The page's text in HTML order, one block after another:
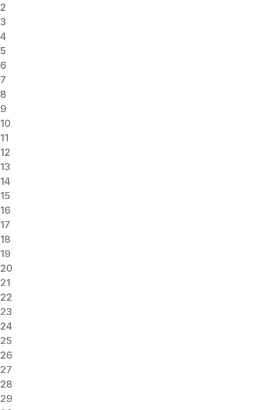
2
3
4
5
6
7
8
9
10
11
12
13
14
15
16
17
18
19
20
21
22
23
24
25
26
27
28
29